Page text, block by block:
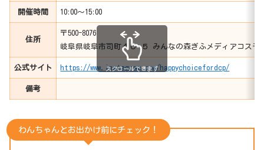
開催時間 10:00〜15:00
住所
〒500-8076
岐阜県岐阜市司町４０−５ みんなの森ぎふメディアコスモ
公式サイト https://www.instagram.com/happychoicefordcp/
備考
スクロールできます
わんちゃんとお出かけ前にチェック！